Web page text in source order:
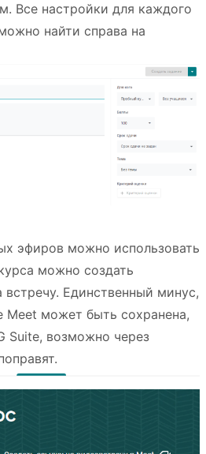
Все настройки для каждого
найти справа на
эфиров можно использовать
можно создать
Единственный минус,
Meet может быть сохранена,
Suite, возможно через